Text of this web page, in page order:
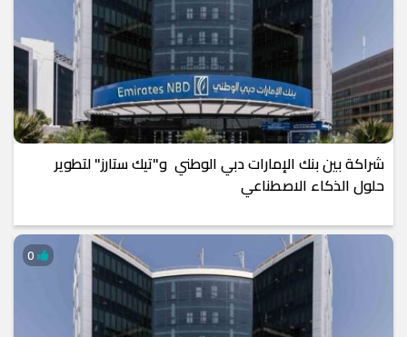
شراكة بين بنك الإمارات دبي الوطني و"تيك ستارز" لتطوير
حلول الذكاء الاصطناعي